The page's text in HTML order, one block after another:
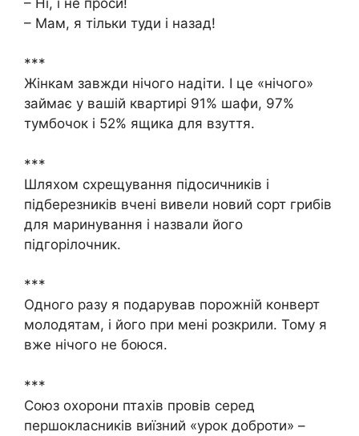
– Мам, я тільки туди і назад!
***
Жінкам завжди нічого надіти. І це «нічого»
займає у вашій квартирі 91% шафи, 97%
тумбочок і 52% ящика для взуття.
***
Шляхом схрещування підосичників і
підберезників вчені вивели новий сорт грибів
для маринування і назвали його
підгорілочник.
***
Одного разу я подарував порожній конверт
молодятам, і його при мені розкрили. Тому я
вже нічого не боюся.
***
Союз охорони птахів провів серед
першокласників виїзний «урок доброти» –